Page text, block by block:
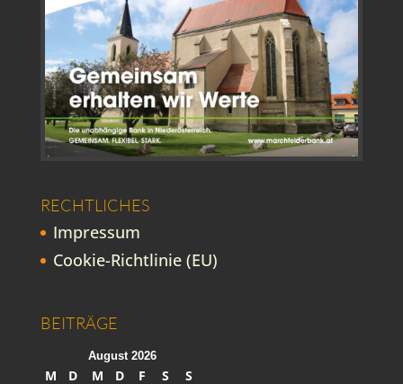
RECHTLICHES
Impressum
Cookie-Richtlinie (EU)
BEITRÄGE
August 2026
M D M D F S
S